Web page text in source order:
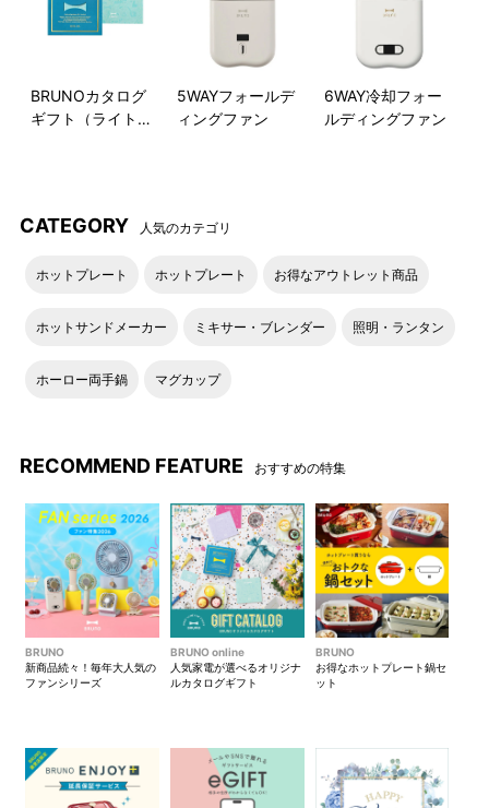
キッチンがワントーン明るく映える「ホワイト」がスチーム＆
大人気の「スチーム＆ベイクトースター」新定番色に、キッチ
ンがワントーン明るく映える王道カラーの「ホワイト」が新登
BRUNOカタログ
ギフト（ライトブ
5WAYフォールデ
ィングファン
6WAY冷却フォー
ルディングファン
CATEGORY 人気のカテゴリ
ホットプレート ホットプレート お得なアウトレット商品
ホットサンドメーカー ミキサー・ブレンダー 照明・ランタン
ホーロー両手鍋 マグカップ
RECOMMEND FEATURE おすすめの特集
BRUNO
新商品続々！毎年大人気の
ファンシリーズ
BRUNO online
人気家電が選べるオリジナ
ルカタログギフト
BRUNO
お得なホットプレート鍋セ
ット